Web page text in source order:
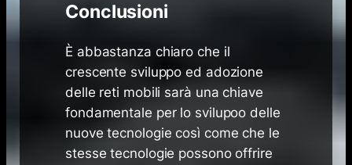
Conclusioni
È abbastanza chiaro che il
crescente sviluppo ed adozione
delle reti mobili sarà una chiave
fondamentale per lo svilupoo delle
nuove tecnologie così come che le
stesse tecnologie possono offrire